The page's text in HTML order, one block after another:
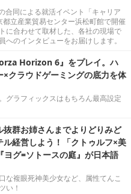
同による就活イベント「キャリア
立産業貿易センター浜松町館で開催
に合わせて取材した、各社の現場で
へのインタビューをお届けします。
Horizon 6』をプレイ。ハ
×クラウドゲーミングの底力を体
グラフィックスはもちろん最高設定
抜群お姉さんまでよりどりみど
ル経営しよう！「クトゥルフ×美
ヨグ=ソトースの庭』が日本語
な複眼死神美少女など、属性てんこ
い！